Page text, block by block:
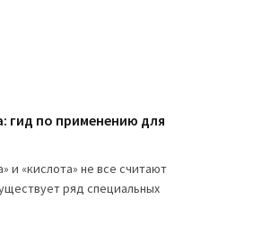
гид по применению для
и «кислота» не все считают
ряд специальных